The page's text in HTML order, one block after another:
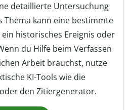
detaillierte Untersuchung
Thema kann eine bestimmte
historisches Ereignis oder
du Hilfe beim Verfassen
Arbeit brauchst, nutze
KI-Tools wie die
den Zitiergenerator.